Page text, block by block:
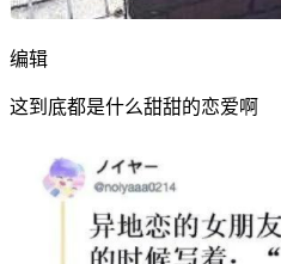
编辑
这到底都是什么甜甜的恋爱啊